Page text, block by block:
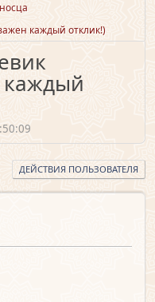
каждый отклик!)
каждый
ДЕЙСТВИЯ ПОЛЬЗОВАТЕЛЯ